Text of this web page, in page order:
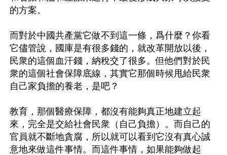
的方案。
而對於中國共產黨它做不到這一條，爲什麼？你看
它儘管說，國庫是有很多錢的，就改革開放以後，
民衆的這個血汗錢，納稅交了很多。但他們對於民
衆的這個社會保障底線，其實它那個時候甩給民衆
自己家負擔的養老，是吧？
教育，那個醫療保障，都沒有能夠真正地建立起
來，完全是交給社會民衆（自己負擔）。而自己的
官員就不斷地貪腐，所以就可以看到它沒有真心誠
意地來做這件事情。而這件事情，如果能夠做起